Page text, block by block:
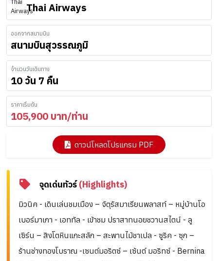
Thai Airways
ออกจากสนามบิน
สนามบินสุวรรณภูมิ
จำนวนวันเดินทาง
10 วัน 7 คืน
ราคาเริ่มต้น
105,900 บาท/ท่าน
ดาวน์โหลดโปรแกรม PDF
จุดเด่นทัวร์(Highlights)
มิวนิค - เดินเล่นชมเมือง – จัตุรัสมาเรียนพลาสท์ – หมู่บ้านโอ
เบอร์มาเกา - เอททัล - เข้าชม ปราสาทนอยชวานสไตน์ - ลู
เซิร์น – สิงโตหินแกะสลัก – สะพานไม้ชาเปล - ซูริค - ซุก –
ร้านช่างทองโบราณ -เซนต์มอริตซ์ – เซ้นต์ มอริทซ์ - Bernina